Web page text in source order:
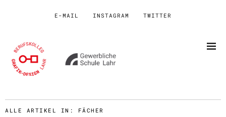
E-MAIL INSTAGRAM TWITTER
ALLE ARTIKEL IN: FÄCHER